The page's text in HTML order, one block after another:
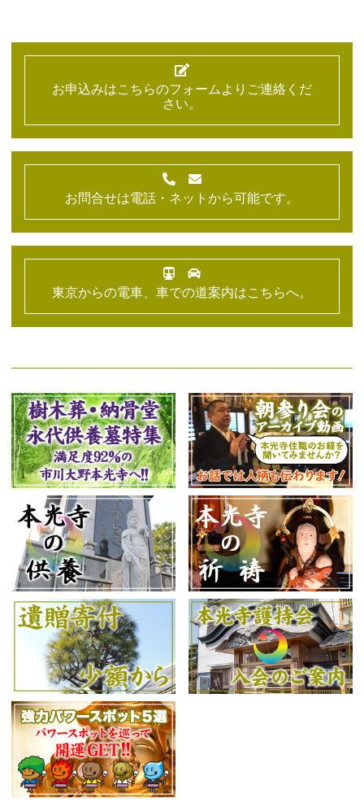
お申込みはこちらのフォームよりご連絡くだ
さい。
お問合せは電話・ネットから可能です。
東京からの電車、車での道案内はこちらへ。